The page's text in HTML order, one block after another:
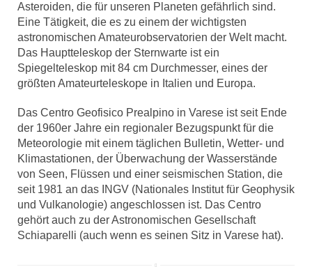
Asteroiden, die für unseren Planeten gefährlich sind.
Eine Tätigkeit, die es zu einem der wichtigsten
astronomischen Amateurobservatorien der Welt macht.
Das Hauptteleskop der Sternwarte ist ein
Spiegelteleskop mit 84 cm Durchmesser, eines der
größten Amateurteleskope in Italien und Europa.
Das Centro Geofisico Prealpino in Varese ist seit Ende
der 1960er Jahre ein regionaler Bezugspunkt für die
Meteorologie mit einem täglichen Bulletin, Wetter- und
Klimastationen, der Überwachung der Wasserstände
von Seen, Flüssen und einer seismischen Station, die
seit 1981 an das INGV (Nationales Institut für Geophysik
und Vulkanologie) angeschlossen ist. Das Centro
gehört auch zu der Astronomischen Gesellschaft
Schiaparelli (auch wenn es seinen Sitz in Varese hat).